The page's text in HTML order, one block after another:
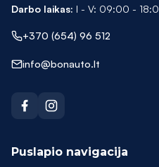
Darbo laikas: I - V: 09:00 -
+370 (654) 96 512
info@bonauto.lt
Puslapio navigacija